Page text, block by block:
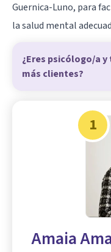
Guernica-Luno, para
la salud mental
¿Eres psicólogo/a
más clientes?
1
Amaia